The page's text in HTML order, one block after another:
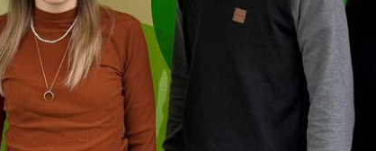
ANGESCHLOSSENE